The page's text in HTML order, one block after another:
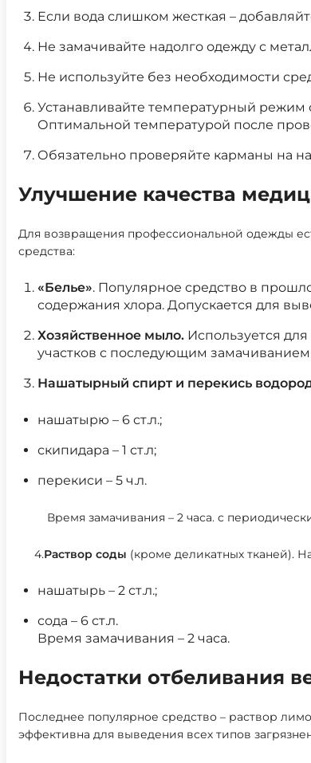
Если вода слишком жесткая –
Не замачивайте надолго одежду с
Не используйте без необходимости
Устанавливайте температурный
Оптимальной температурой после
Обязательно проверяйте карманы на
Улучшение качества
Для возвращения профессиональной одежды
средства:
«Белье». Популярное средство в
содержания хлора. Допускается для
Хозяйственное мыло. Используется
участков с последующим
Нашатырный спирт и перекись
нашатырю – 6 ст.л.;
скипидара – 1 ст.л;
перекиси – 5 ч.л.
Время замачивания – 2 часа. с
4.Раствор соды (кроме деликатных тканей).
нашатырь – 2 ст.л.;
сода – 6 ст.л.
Время замачивания – 2 часа.
Недостатки отбеливания
Последнее популярное средство – раствор
эффективна для выведения всех типов